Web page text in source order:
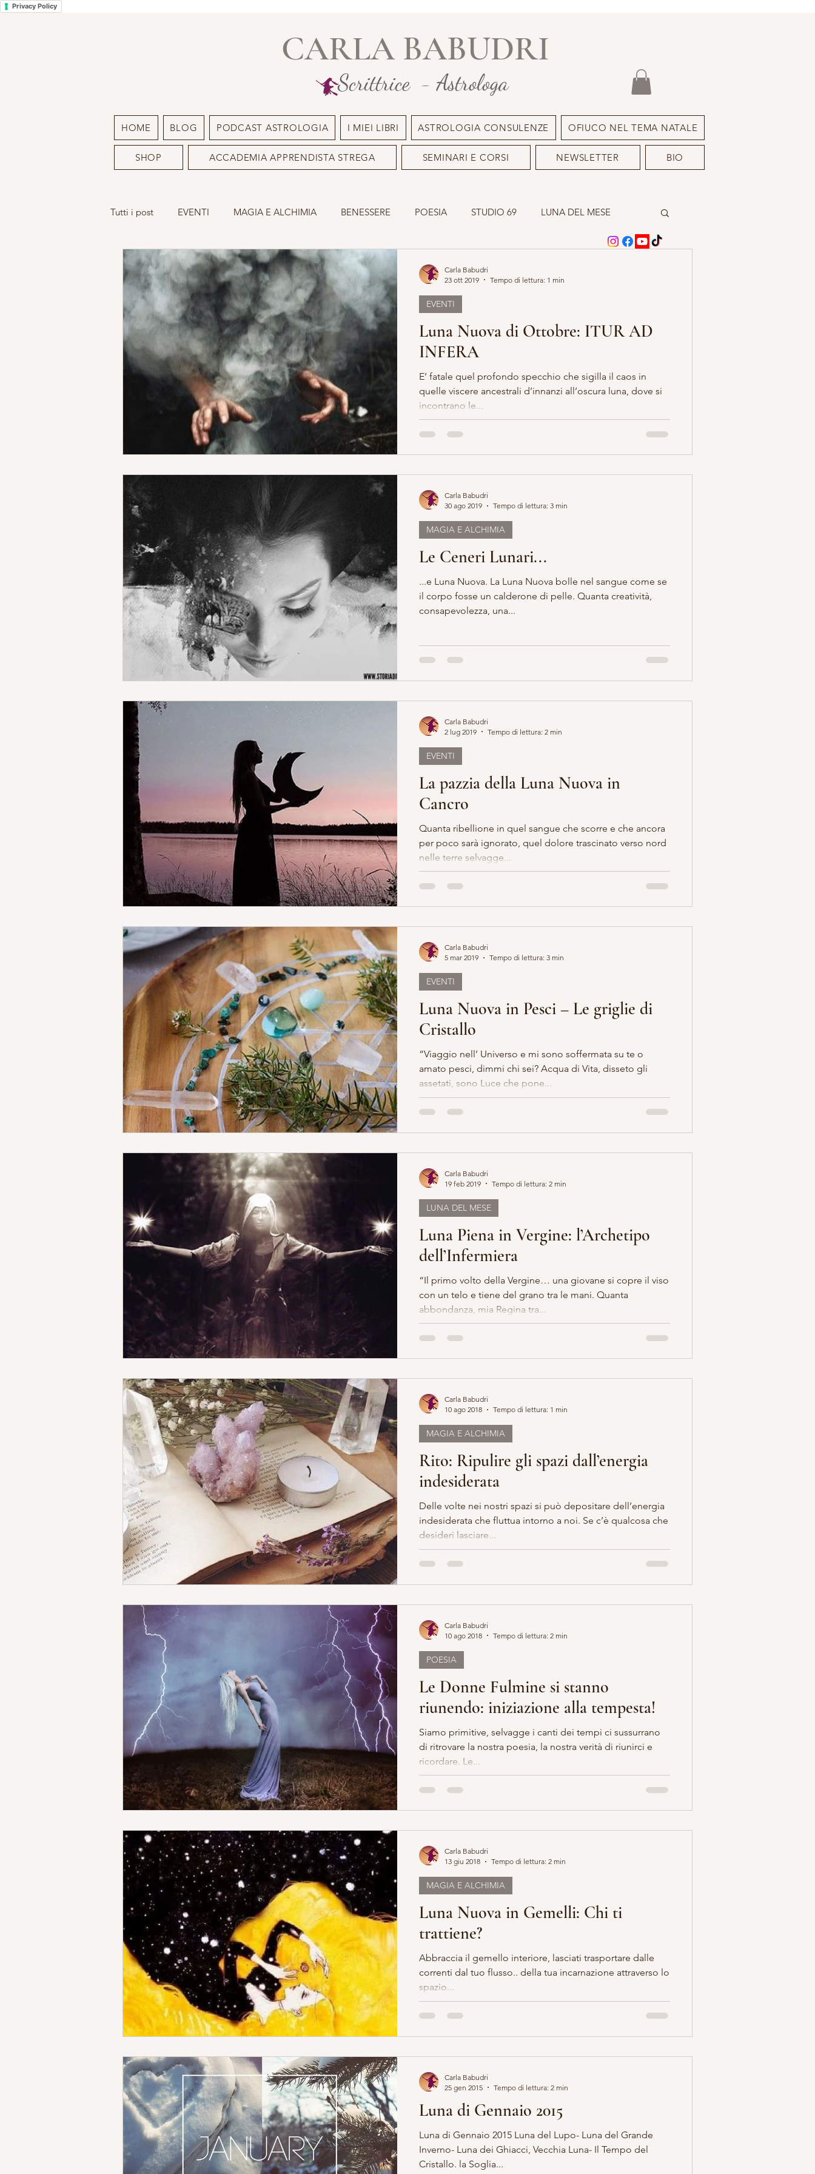
Privacy Policy
CARLA BABUDRI
Scrittrice - Astrologa
HOME BLOG PODCAST ASTROLOGIA I MIEI LIBRI ASTROLOGIA CONSULENZE OFIUCO NEL TEMA NATALE
SHOP ACCADEMIA APPRENDISTA STREGA SEMINARI E CORSI NEWSLETTER BIO
Tutti i post EVENTI MAGIA E ALCHIMIA BENESSERE POESIA STUDIO 69 LUNA DEL MESE
LA MIA ARTE SACRO FEMMINILE OLISTICO
DEIMON ISPIRATORE MISTERO E ARTE MARIA MADDALENA
ACCADEMIA APPRENDISTA STREGA ESOTERICO LILLYBET BAMBOLINE
RITUALI
Luna Nuova di Ottobre: ITUR AD
INFERA
E’ fatale quel profondo specchio che sigilla il caos in
quelle viscere ancestrali d’innanzi all’oscura luna, dove si
incontrano le...
EVENTI
Carla Babudri
23 ott 2019
Tempo di lettura: 1 min
Le Ceneri Lunari...
...e Luna Nuova. La Luna Nuova bolle nel sangue come se
il corpo fosse un calderone di pelle. Quanta creatività,
consapevolezza, una...
MAGIA E ALCHIMIA
Carla Babudri
30 ago 2019
Tempo di lettura: 3 min
La pazzia della Luna Nuova in
Cancro
Quanta ribellione in quel sangue che scorre e che ancora
per poco sarà ignorato, quel dolore trascinato verso nord
nelle terre selvagge...
EVENTI
Carla Babudri
2 lug 2019
Tempo di lettura: 2 min
Luna Nuova in Pesci – Le griglie di
Cristallo
“Viaggio nell’ Universo e mi sono soffermata su te o
amato pesci, dimmi chi sei? Acqua di Vita, disseto gli
assetati, sono Luce che pone...
EVENTI
Carla Babudri
5 mar 2019
Tempo di lettura: 3 min
Luna Piena in Vergine: l’Archetipo
dell’Infermiera
“Il primo volto della Vergine… una giovane si copre il viso
con un telo e tiene del grano tra le mani. Quanta
abbondanza, mia Regina tra...
LUNA DEL MESE
Carla Babudri
19 feb 2019
Tempo di lettura: 2 min
Rito: Ripulire gli spazi dall’energia
indesiderata
Delle volte nei nostri spazi si può depositare dell’energia
indesiderata che fluttua intorno a noi. Se c’è qualcosa che
desideri lasciare...
MAGIA E ALCHIMIA
Carla Babudri
10 ago 2018
Tempo di lettura: 1 min
Le Donne Fulmine si stanno
riunendo: iniziazione alla tempesta!
Siamo primitive, selvagge i canti dei tempi ci sussurrano
di ritrovare la nostra poesia, la nostra verità di riunirci e
ricordare. Le...
POESIA
Carla Babudri
10 ago 2018
Tempo di lettura: 2 min
Luna Nuova in Gemelli: Chi ti
trattiene?
Abbraccia il gemello interiore, lasciati trasportare dalle
correnti dal tuo flusso.. della tua incarnazione attraverso lo
spazio...
MAGIA E ALCHIMIA
Carla Babudri
13 giu 2018
Tempo di lettura: 2 min
Luna di Gennaio 2015
Luna di Gennaio 2015 Luna del Lupo- Luna del Grande
Inverno- Luna dei Ghiacci, Vecchia Luna- Il Tempo del
Cristallo. la Soglia...
Carla Babudri
25 gen 2015
Tempo di lettura: 2 min